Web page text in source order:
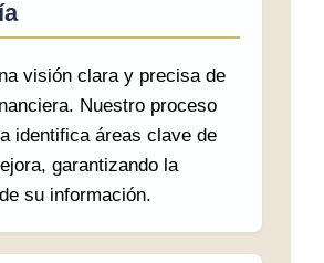
visión clara y precisa de
Nuestro proceso
identifica áreas clave de
garantizando la
su información.